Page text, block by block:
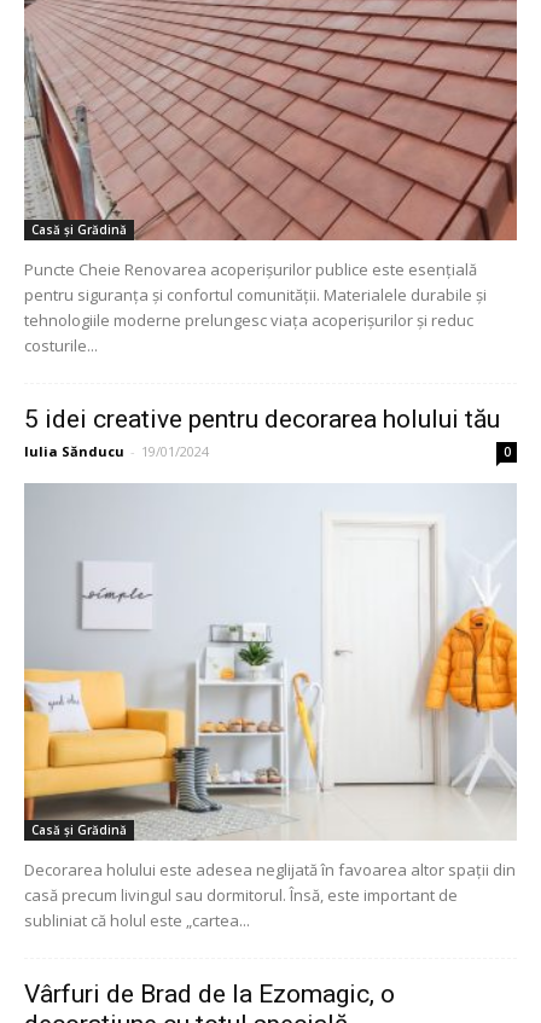
Casă și Grădină
Puncte Cheie Renovarea acoperișurilor publice este esențială
pentru siguranța și confortul comunității. Materialele durabile și
tehnologiile moderne prelungesc viața acoperișurilor și reduc
costurile...
5 idei creative pentru decorarea holului tău
Iulia Sănducu - 19/01/2024 0
Casă și Grădină
Decorarea holului este adesea neglijată în favoarea altor spații din
casă precum livingul sau dormitorul. Însă, este important de
subliniat că holul este „cartea...
Vârfuri de Brad de la Ezomagic, o